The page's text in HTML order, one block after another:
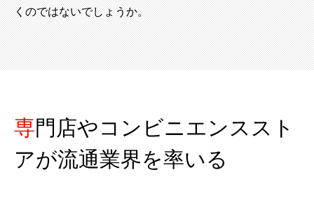
くのではないでしょうか。
専門店やコンビニエンススト
アが流通業界を率いる